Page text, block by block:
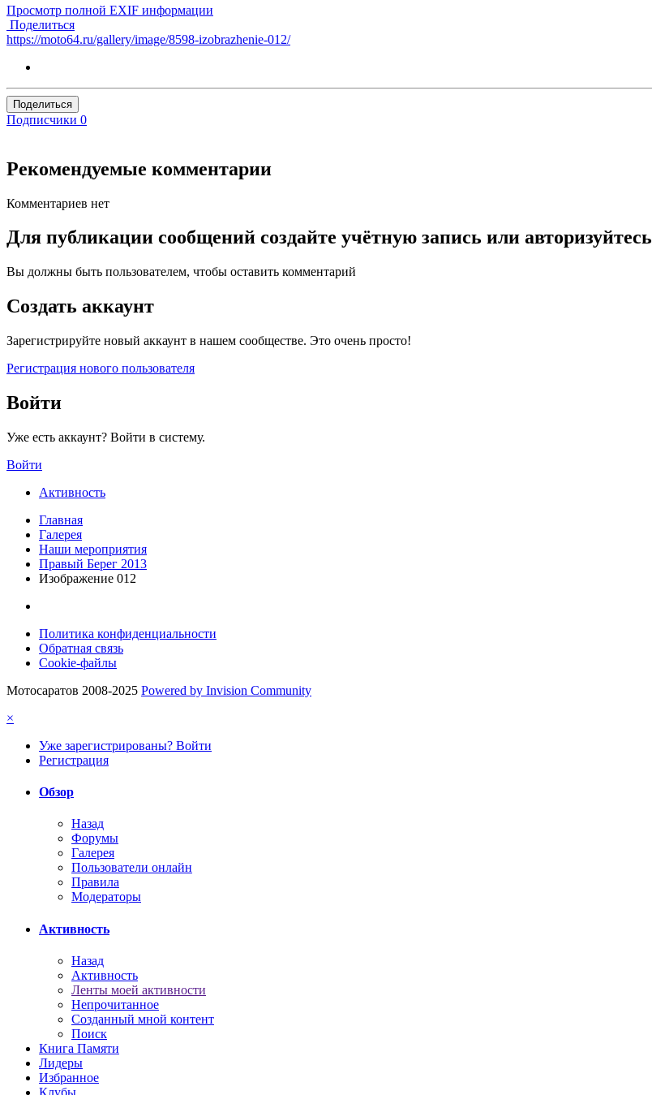
Просмотр полной EXIF информации
Поделиться
https://moto64.ru/gallery/image/8598-izobrazhenie-012/
Поделиться
Подписчики 0
Рекомендуемые комментарии
Комментариев нет
Для публикации сообщений создайте учётную запись или авторизуйтесь
Вы должны быть пользователем, чтобы оставить комментарий
Создать аккаунт
Зарегистрируйте новый аккаунт в нашем сообществе. Это очень просто!
Регистрация нового пользователя
Войти
Уже есть аккаунт? Войти в систему.
Войти
Активность
Главная
Галерея
Наши мероприятия
Правый Берег 2013
Изображение 012
Политика конфиденциальности
Обратная связь
Cookie-файлы
Мотосаратов 2008-2025 Powered by Invision Community
×
Уже зарегистрированы? Войти
Регистрация
Обзор
Назад
Форумы
Галерея
Пользователи онлайн
Правила
Модераторы
Активность
Назад
Активность
Ленты моей активности
Непрочитанное
Созданный мной контент
Поиск
Книга Памяти
Лидеры
Избранное
Клубы